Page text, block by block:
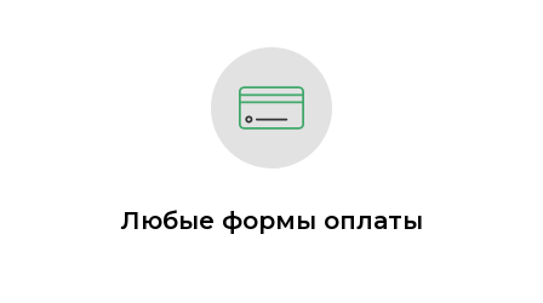
Любые формы оплаты